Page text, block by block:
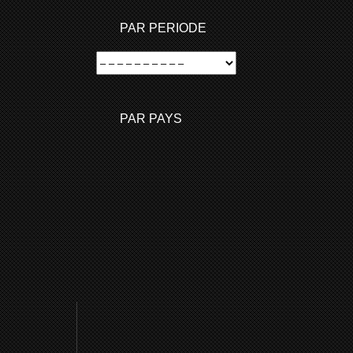
PAR PERIODE
PAR PAYS